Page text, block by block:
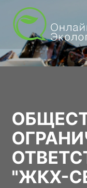
"ЖКХ-